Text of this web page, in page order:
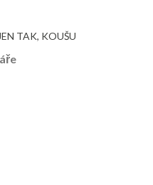
JEN TAK KOUŠU